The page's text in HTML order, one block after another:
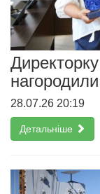
Директорку
28.07.26 20:19
Детальніше